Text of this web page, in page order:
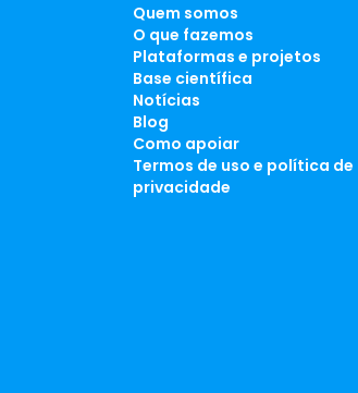
Quem somos
O que fazemos
Plataformas e projetos
Base científica
Notícias
Blog
Como apoiar
Termos de uso e política de
privacidade